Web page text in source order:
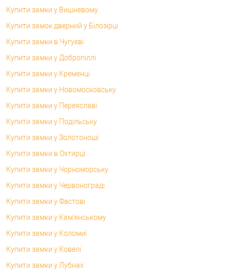
Купити замки у Вишневому
Купити замок дверний у Білозірці
Купити замки в Чугуєві
Купити замки у Добропіллі
Купити замки у Кременці
Купити замки у Новомосковську
Купити замки у Переяславі
Купити замки у Подільську
Купити замки у Золотоноші
Купити замки в Охтирці
Купити замки у Чорноморську
Купити замки у Червонограді
Купити замки у Фастові
Купити замки у Кам'янському
Купити замки у Коломиї
Купити замки у Ковелі
Купити замки у Лубнах